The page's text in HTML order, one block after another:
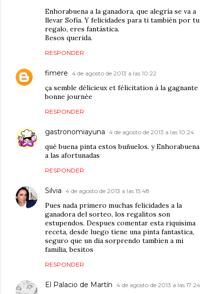
Enhorabuena a la ganadora, que alegría se va a
llevar Sofía. Y felicidades para ti también por tu
regalo, eres fantástica.
Besos querida.
RESPONDER
fimere 4 de agosto de 2013 a las 10:22
ça semble délicieux et félicitation à la gagnante
bonne journée
RESPONDER
gastronomiayuna 4 de agosto de 2013 a las 10:24
qué buena pinta estos buñuelos. y Enhorabuena
a las afortunadas
RESPONDER
Silvia 4 de agosto de 2013 a las 15:48
Pues nada primero muchas felicidades a la
ganadora del sorteo, los regalitos son
estupendos. Despues comentar esta riquisima
receta, desde luego tiene una pinta fantastica,
seguro que un dia sorprendo tambien a mi
familia, besitos
RESPONDER
El Palacio de Martín 4 de agosto de 2013 a las 17:24